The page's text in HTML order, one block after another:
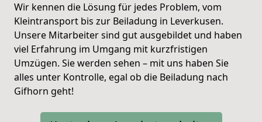
Wir kennen die Lösung für jedes Problem, vom
Kleintransport bis zur Beiladung in Leverkusen.
Unsere Mitarbeiter sind gut ausgebildet und haben
viel Erfahrung im Umgang mit kurzfristigen
Umzügen. Sie werden sehen – mit uns haben Sie
alles unter Kontrolle, egal ob die Beiladung nach
Gifhorn geht!